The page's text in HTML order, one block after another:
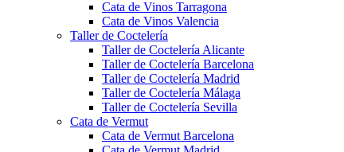
Cata de Vinos Tarragona
Cata de Vinos Valencia
Taller de Coctelería
Taller de Coctelería Alicante
Taller de Coctelería Barcelona
Taller de Coctelería Madrid
Taller de Coctelería Málaga
Taller de Coctelería Sevilla
Cata de Vermut
Cata de Vermut Barcelona